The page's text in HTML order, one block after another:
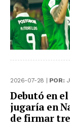
2026-07-28 | POR:
Debutó en
jugaría en
de firmar